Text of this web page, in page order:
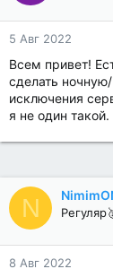
5 Авг 2022
Всем привет!
сделать
исключения
я не один
N
8 Авг 2022